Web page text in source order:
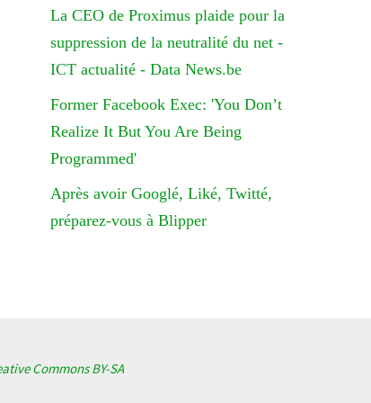
La CEO de Proximus plaide pour la
suppression de la neutralité du net -
ICT actualité - Data News.be
Former Facebook Exec: 'You Don’t
Realize It But You Are Being
Programmed'
Après avoir Googlé, Liké, Twitté,
préparez-vous à Blipper
Commons BY-SA